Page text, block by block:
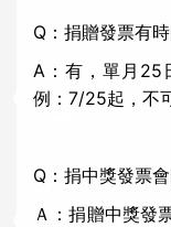
Q：捐贈發票有
A：有，單月25
例：7/25起，不
Q：捐中獎發票
Ａ：捐贈中獎發